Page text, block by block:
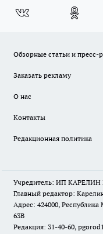
Обзорные статьи и пресс-
Заказать рекламу
О нас
Контакты
Редакционная политика
Учредитель: ИП
Главный редактор:
Адрес: 424000,
63В
Редакция: 31-40-60,